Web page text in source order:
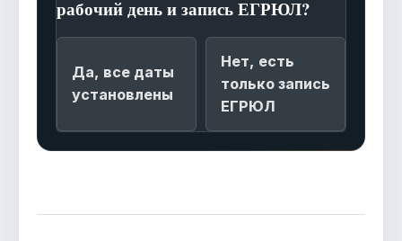
рабочий день и запись ЕГРЮЛ?
Да, все даты
установлены
Нет, есть
только запись
ЕГРЮЛ